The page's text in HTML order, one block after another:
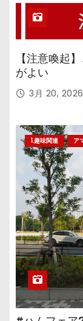
【注意喚起
がよい
3月 20, 2026
1.趣味関連 ア